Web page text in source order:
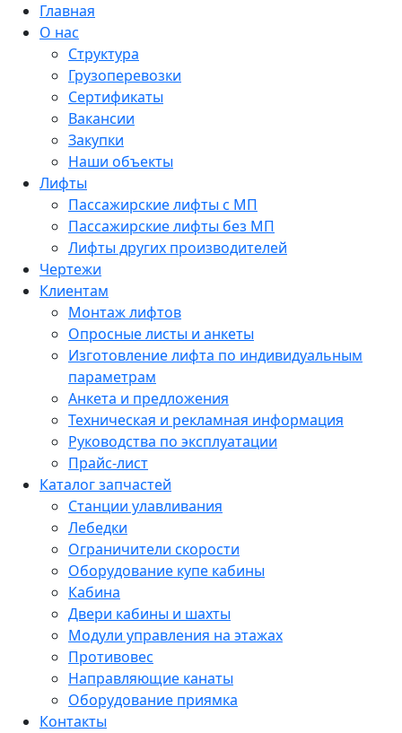
Главная
О нас
Структура
Грузоперевозки
Сертификаты
Вакансии
Закупки
Наши объекты
Лифты
Пассажирские лифты с МП
Пассажирские лифты без МП
Лифты других производителей
Чертежи
Клиентам
Монтаж лифтов
Опросные листы и анкеты
Изготовление лифта по индивидуальным
параметрам
Анкета и предложения
Техническая и рекламная информация
Руководства по эксплуатации
Прайс-лист
Каталог запчастей
Станции улавливания
Лебедки
Ограничители скорости
Оборудование купе кабины
Кабина
Двери кабины и шахты
Модули управления на этажах
Противовес
Направляющие канаты
Оборудование приямка
Контакты